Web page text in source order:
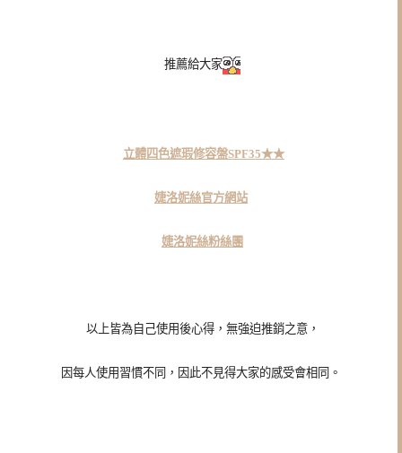
推薦給大家
立體四色遮瑕修容盤SPF35★★
婕洛妮絲官方網站
婕洛妮絲粉絲團
以上皆為自己使用後心得，無強迫推銷之意，
因每人使用習慣不同，因此不見得大家的感受會相同。